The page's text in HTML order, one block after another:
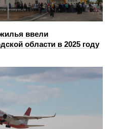
ввели
области в 2025 году